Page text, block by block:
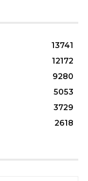
13741
12172
9280
5053
3729
2618